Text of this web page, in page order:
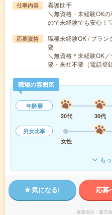
仕事内容
看護助手
＼無資格・未経験OK
ので未経験でも安心
応募資格
職種未経験OK / ブラン
要
＼無資格＊未経験OK
要・来社不要（電話
職場の雰囲気
年齢層
20代
30代
男女比率
女性
も
気になる! 応募
派遣会社 株式